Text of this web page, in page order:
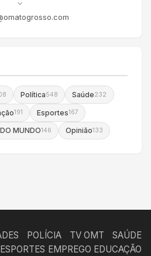
Política548 Saúde232
191 Esportes167
MUNDO146 Opinião133
POLÍCIA TV OMT
SAÚDE
ESPORTES EMPREGO EDUCAÇÃO